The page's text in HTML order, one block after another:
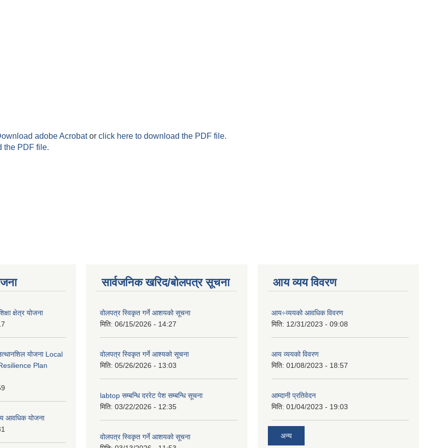
adobe Acrobator click here to download the PDF file.
the PDF file.
क्षेत्र योजना
योजना Local
Plan
आवधिक योजना
सार्वजनिक खरिद/बोलपत्र सूचना
वोलपत्र स्विकृत गर्ने आशयको सूचना
मिति: 06/15/2026 - 14:27
वोलपत्र स्विकृत गर्ने आश्यको सूचना
मिति: 05/26/2026 - 13:03
labtop सम्बन्धि दररेट पेश सम्बन्धि सूचना
मिति: 03/22/2026 - 12:35
वोलपत्र स्विकृत गर्ने आशयको सूचना
आय व्यय विवरण
आय÷व्ययको आवधिक विवरण
मिति: 12/31/2023 - 09:08
आय व्ययको विवरण
मिति: 01/08/2023 - 18:57
आम्दानी प्रतिवेदन
मिति: 01/04/2023 - 19:03
अन्य